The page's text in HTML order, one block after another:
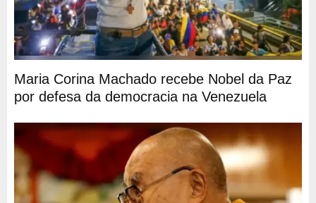
Maria Corina Machado recebe Nobel da Paz
por defesa da democracia na Venezuela